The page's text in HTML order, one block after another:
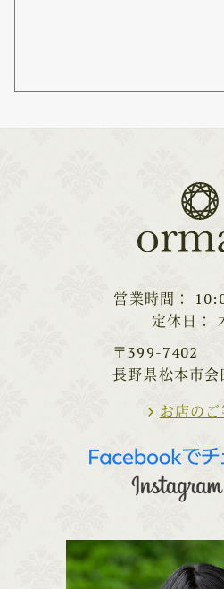
営業時間
定休日
〒399-7402
長野県松本市
お店のご